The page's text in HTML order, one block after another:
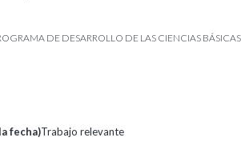
DE DESARROLLO DE LAS CIENCIAS
fecha)Trabajo relevante